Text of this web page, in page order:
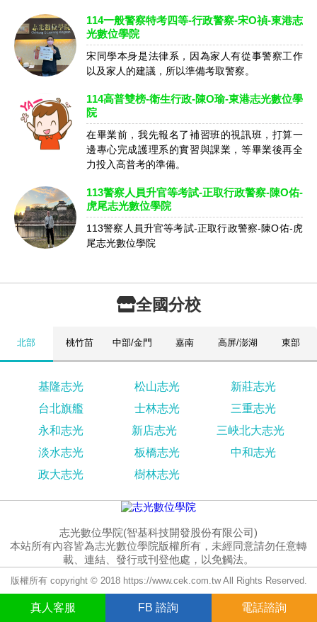
真人 客服 FB 諮詢 電話諮詢
114一般警察特考四等-行政警察-宋O禎-東港志
光數位學院
宋同學本身是法律系，因為家人有從事警察工作
以及家人的建議，所以準備考取警察。
114高普雙榜-衛生行政-陳O瑜-東港志光數位學
院
在畢業前，我先報名了補習班的視訊班，打算一
邊專心完成護理系的實習與課業，等畢業後再全
力投入高普考的準備。
113警察人員升官等考試-正取行政警察-陳O佑-
虎尾志光數位學院
113警察人員升官等考試-正取行政警察-陳O佑-虎
尾志光數位學院
全國分校
北部 桃竹苗 中部/金門 嘉南 高屏/澎湖 東部
基隆志光 松山志光
新莊志光
台北旗艦
士林志光
三重志光
永和志光
新店志光
三峽北大志光
淡水志光
板橋志光
中和志光
政大志光
樹林志光
志光數位學院(智基科技開發股份有限公司)
本站所有內容皆為志光數位學院版權所有，未經同意請勿任意轉
載、連結、發行或刊登他處，以免觸法。
版權所有 copyright © 2018 https://www.cek.com.tw All Rights Reserved.